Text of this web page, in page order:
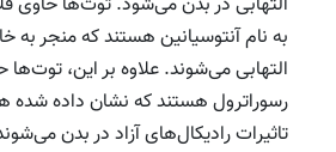
به نام آنتوسیانین هستند که منجر
التهابی می‌شوند. علاوه بر این،
رسوراترول هستند که نشان داده
تاثیرات رادیکال‌های آزاد در بدن